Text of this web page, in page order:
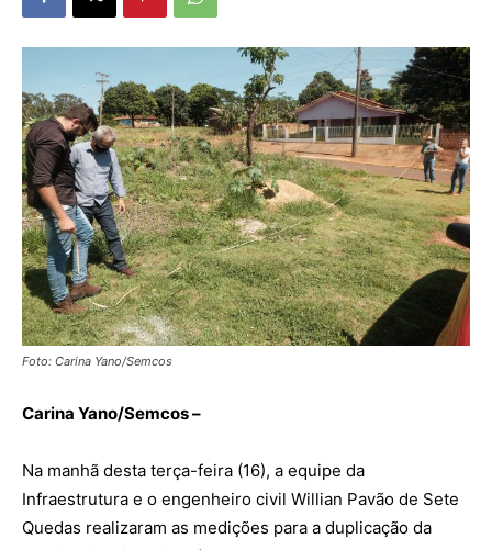
Foto: Carina Yano/Semcos
Carina Yano/Semcos –
Na manhã desta terça-feira (16), a equipe da
Infraestrutura e o engenheiro civil Willian Pavão de Sete
Quedas realizaram as medições para a duplicação da